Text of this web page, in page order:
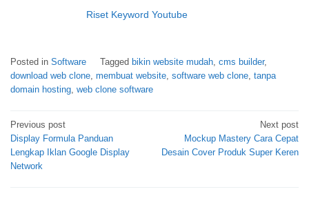
Riset Keyword Youtube
Posted in Software Tagged bikin website mudah, cms builder,
download web clone, membuat website, software web clone, tanpa
domain hosting, web clone software
Post
navigation
Previous post
Display Formula Panduan
Lengkap Iklan Google Display
Network
Next post
Mockup Mastery Cara Cepat
Desain Cover Produk Super Keren